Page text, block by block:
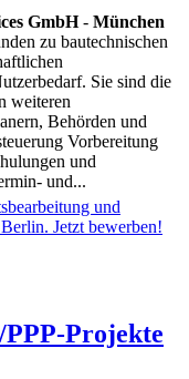
GmbH- München
zu bautechnischen
Sie sind die
weiteren
Behörden und
Vorbereitung
und
und...
Projekte